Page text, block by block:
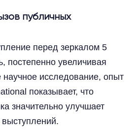
публичных
перед зеркалом 5
постепенно увеличивая
научное исследование, опыт
показывает, что
значительно улучшает